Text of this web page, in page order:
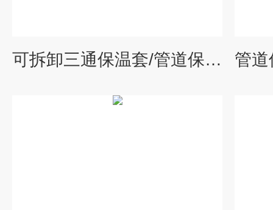
可拆卸三通保温套/管道保温衣/节能环保材料-威耐斯生产